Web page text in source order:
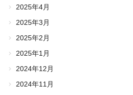
2025年4月
2025年3月
2025年2月
2025年1月
2024年12月
2024年11月